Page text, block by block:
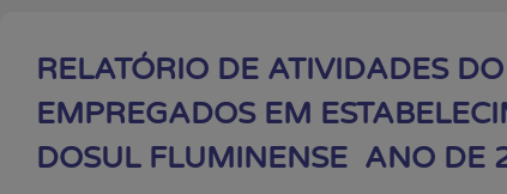
RELATÓRIO DE ATIVIDADES
EMPREGADOS EM
DOSUL FLUMINENSE ANO DE